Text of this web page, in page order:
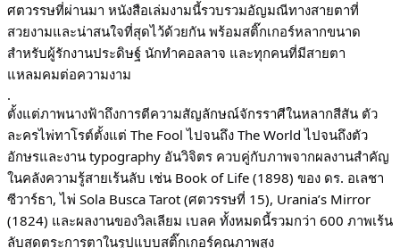
ศตวรรษที่ผ่านมา หนังสือเล่มงามนี้รวบรวมอัญมณีทางสายตาที่
สวยงามและน่าสนใจที่สุดไว้ด้วยกัน พร้อมสติ๊กเกอร์หลากขนาด
สำหรับผู้รักงานประดิษฐ์ นักทำคอลลาจ และทุกคนที่มีสายตา
แหลมคมต่อความงาม
.
ตั้งแต่ภาพนางฟ้าถึงการตีความสัญลักษณ์จักรราศีในหลากสีสัน ตัว
ละครไพ่ทาโรต์ตั้งแต่ The Fool ไปจนถึง The World ไปจนถึงตัว
อักษรและงาน typography อันวิจิตร ควบคู่กับภาพจากผลงานสำคัญ
ในคลังความรู้สายเร้นลับ เช่น Book of Life (1898) ของ ดร. อเลชา
ซีวาร์ธา, ไพ่ Sola Busca Tarot (ศตวรรษที่ 15), Urania’s Mirror
(1824) และผลงานของวิลเลียม เบลค ทั้งหมดนี้รวมกว่า 600 ภาพเร้น
ลับสุดตระการตาในรูปแบบสติ๊กเกอร์คุณภาพสูง